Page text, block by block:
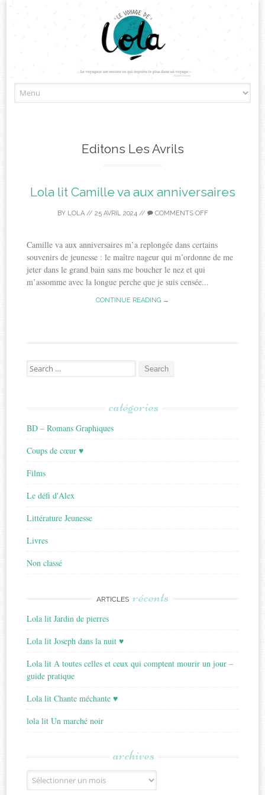
to
Editons Les Avrils
Lola lit Camille va aux anniversaires
BY LOLA// 25 AVRIL 2024// COMMENTS OFF
Camille va aux anniversaires m’a replongée dans certains
souvenirs de jeunesse : le maître nageur qui m’ordonne de me
jeter dans le grand bain sans me boucher le nez et qui
m’assomme avec la longue perche que je suis censée...
CONTINUE READING →
Search
for:
catégories
BD – Romans Graphiques
Coups de cœur ♥
Films
Le défi d'Alex
Littérature Jeunesse
Livres
Non classé
ARTICLES récents
Lola lit Jardin de pierres
Lola lit Joseph dans la nuit ♥
Lola lit A toutes celles et ceux qui comptent mourir un jour –
guide pratique
Lola lit Chante méchante ♥
lola lit Un marché noir
archives
Archives